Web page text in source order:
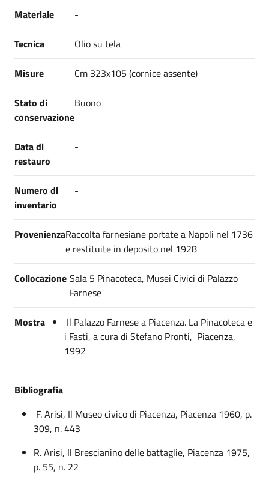
Materiale -
Tecnica Olio su tela
Misure Cm 323x105 (cornice assente)
Stato di
conservazione
Buono
Data di
restauro
-
Numero di
inventario
-
ProvenienzaRaccolta farnesiane portate a Napoli nel 1736
e restituite in deposito nel 1928
Collocazione Sala 5 Pinacoteca, Musei Civici di Palazzo
Farnese
Mostra
Il Palazzo Farnese a Piacenza. La Pinacoteca e
i Fasti, a cura di Stefano Pronti, Piacenza,
1992
Bibliografia
F. Arisi, Il Museo civico di Piacenza, Piacenza 1960, p.
309, n. 443
R. Arisi, Il Brescianino delle battaglie, Piacenza 1975,
p. 55, n. 22